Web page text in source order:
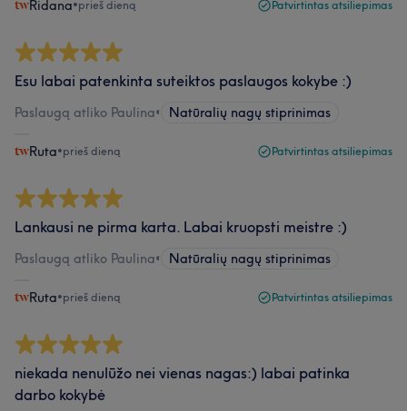
Ridana•prieš dieną Patvirtintas atsiliepimas
Esu labai patenkinta suteiktos paslaugos kokybe :)
Paslaugą atliko Paulina• Natūralių nagų stiprinimas
Ruta•prieš dieną Patvirtintas atsiliepimas
Lankausi ne pirma karta. Labai kruopsti meistre :)
Paslaugą atliko Paulina• Natūralių nagų stiprinimas
Ruta•prieš dieną Patvirtintas atsiliepimas
niekada nenulūžo nei vienas nagas:) labai patinka
darbo kokybė